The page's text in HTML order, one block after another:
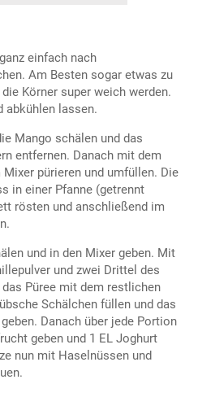
einfach nach
Am Besten sogar etwas zu
Körner super weich werden.
abkühlen lassen.
Mango schälen und das
entfernen. Danach mit dem
pürieren und umfüllen. Die
in einer Pfanne (getrennt
rösten und anschließend im
und in den Mixer geben. Mit
und zwei Drittel des
das Püree mit dem restlichen
Schälchen füllen und das
Danach über jede Portion
geben und 1 EL Joghurt
nun mit Haselnüssen und